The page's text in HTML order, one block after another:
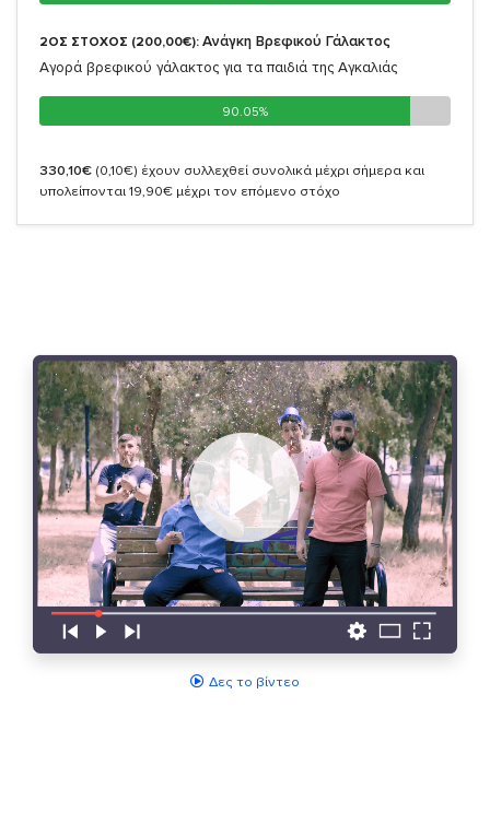
2ΟΣ ΣΤΟΧΟΣ (200,00€): Ανάγκη Βρεφικού Γάλακτος
Αγορά βρεφικού γάλακτος για τα παιδιά της Αγκαλιάς
90.05%
90.05%
330,10€ (0,10€) έχουν συλλεχθεί συνολικά μέχρι σήμερα και
υπολείπονται 19,90€ μέχρι τον επόμενο στόχο
Δες το βίντεο